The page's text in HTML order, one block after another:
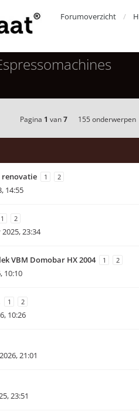
Forumoverzicht
Pagina 1 van7 155 onderwerpen
renovatie 1 2
14:55
1 2
23:34
VBM Domobar HX 2004 1 2
10:10
1 2
10:26
21:01
23:51